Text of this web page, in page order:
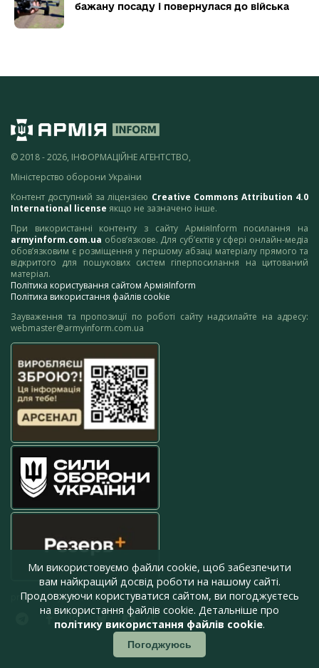
бажану посаду і повернулася до війська
© 2018 - 2026, ІНФОРМАЦІЙНЕ АГЕНТСТВО,
Міністерство оборони України
Контент доступний за ліцензією Creative Commons Attribution 4.0
International license якщо не зазначено інше.
При використанні контенту з сайту АрміяInform посилання на
armyinform.com.ua обов’язкове. Для суб’єктів у сфері онлайн-медіа
обов’язковим є розміщення у першому абзаці матеріалу прямого та
відкритого для пошукових систем гіперпосилання на цитований
матеріал.
Політика користування сайтом АрміяInform
Політика використання файлів cookie
Зауваження та пропозиції по роботі сайту надсилайте на адресу:
webmaster@armyinform.com.ua
press@armyinform.com.ua
Ми використовуємо файли cookie, щоб забезпечити
вам найкращий досвід роботи на нашому сайті.
Продовжуючи користуватися сайтом, ви погоджуєтесь
на використання файлів cookie. Детальніше про
політику використання файлів cookie.
Погоджуюсь